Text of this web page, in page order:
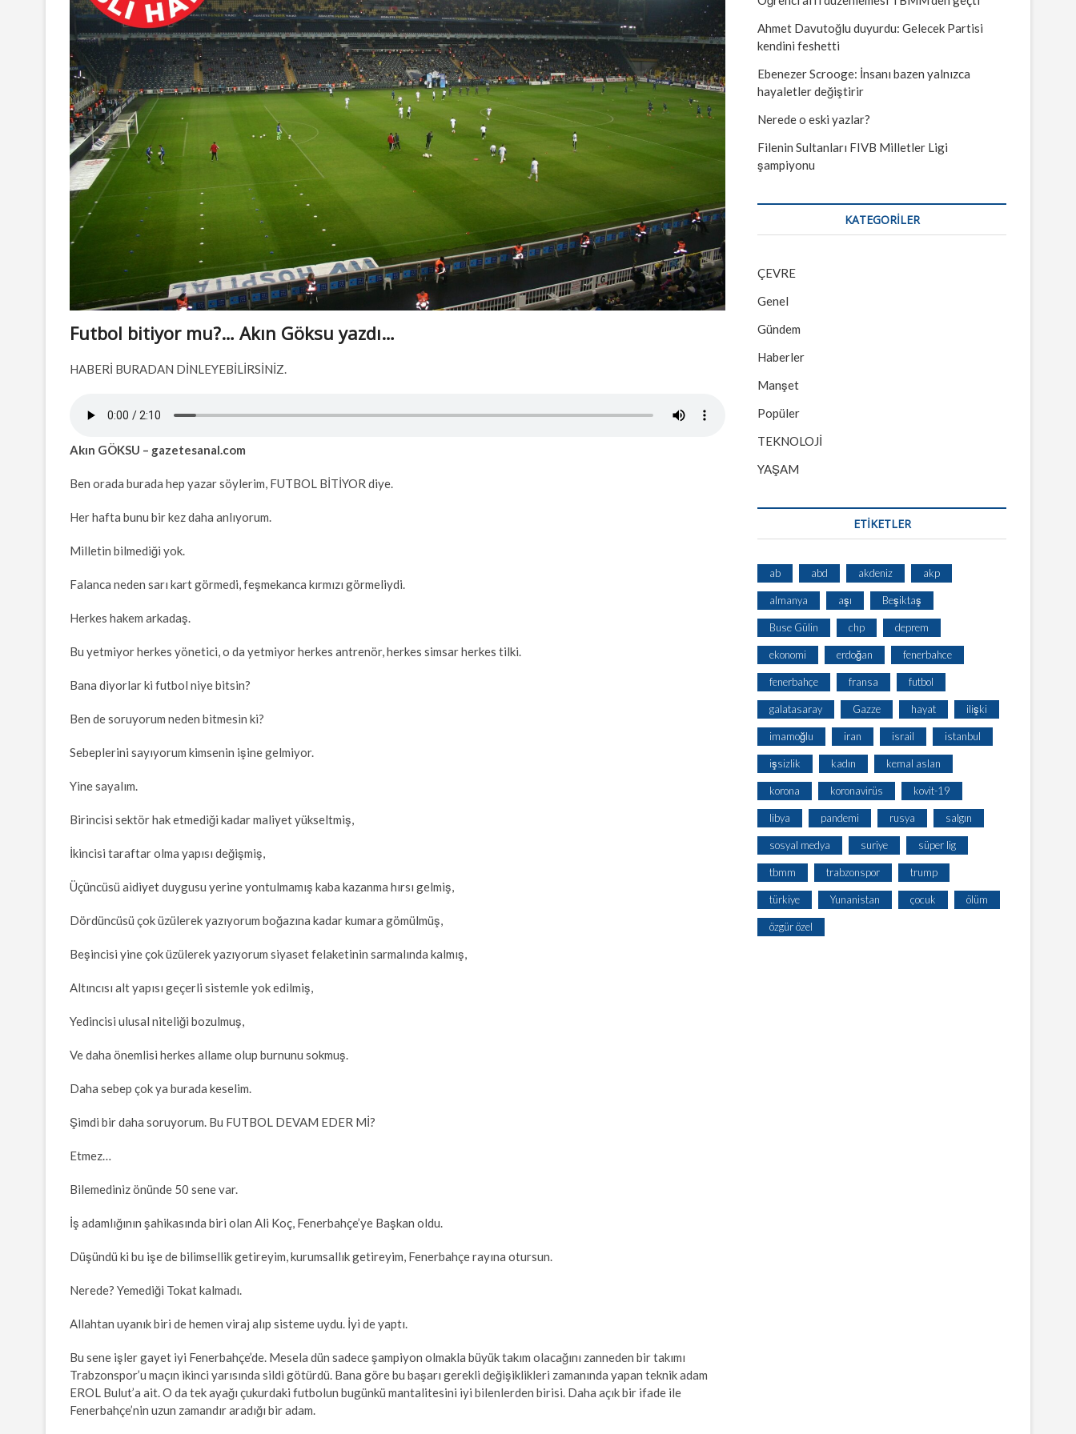
Futbol bitiyor mu?… Akın Göksu yazdı…
HABERİ BURADAN DİNLEYEBİLİRSİNİZ.
Akın GÖKSU – gazetesanal.com
Ben orada burada hep yazar söylerim, FUTBOL BİTİYOR diye.
Her hafta bunu bir kez daha anlıyorum.
Milletin bilmediği yok.
Falanca neden sarı kart görmedi, feşmekanca kırmızı görmeliydi.
Herkes hakem arkadaş.
Bu yetmiyor herkes yönetici, o da yetmiyor herkes antrenör, herkes simsar herkes tilki.
Bana diyorlar ki futbol niye bitsin?
Ben de soruyorum neden bitmesin ki?
Sebeplerini sayıyorum kimsenin işine gelmiyor.
Yine sayalım.
Birincisi sektör hak etmediği kadar maliyet yükseltmiş,
İkincisi taraftar olma yapısı değişmiş,
Üçüncüsü aidiyet duygusu yerine yontulmamış kaba kazanma hırsı gelmiş,
Dördüncüsü çok üzülerek yazıyorum boğazına kadar kumara gömülmüş,
Beşincisi yine çok üzülerek yazıyorum siyaset felaketinin sarmalında kalmış,
Altıncısı alt yapısı geçerli sistemle yok edilmiş,
Yedincisi ulusal niteliği bozulmuş,
Ve daha önemlisi herkes allame olup burnunu sokmuş.
Daha sebep çok ya burada keselim.
Şimdi bir daha soruyorum. Bu FUTBOL DEVAM EDER Mİ?
Etmez…
Bilemediniz önünde 50 sene var.
İş adamlığının şahikasında biri olan Ali Koç, Fenerbahçe’ye Başkan oldu.
Düşündü ki bu işe de bilimsellik getireyim, kurumsallık getireyim, Fenerbahçe rayına otursun.
Nerede? Yemediği Tokat kalmadı.
Allahtan uyanık biri de hemen viraj alıp sisteme uydu. İyi de yaptı.
Bu sene işler gayet iyi Fenerbahçe’de. Mesela dün sadece şampiyon olmakla büyük takım olacağını zanneden bir takımı
Trabzonspor’u maçın ikinci yarısında sildi götürdü. Bana göre bu başarı gerekli değişiklikleri zamanında yapan teknik adam
EROL Bulut’a ait. O da tek ayağı çukurdaki futbolun bugünkü mantalitesini iyi bilenlerden birisi. Daha açık bir ifade ile
Fenerbahçe’nin uzun zamandır aradığı bir adam.
Ahmet Davutoğlu duyurdu: Gelecek Partisi
kendini feshetti
Ebenezer Scrooge: İnsanı bazen yalnızca
hayaletler değiştirir
Nerede o eski yazlar?
Filenin Sultanları FIVB Milletler Ligi
şampiyonu
KATEGORILER
ÇEVRE
Genel
Gündem
Haberler
Manşet
Popüler
TEKNOLOJİ
YAŞAM
ETİKETLER
ab abd akdeniz akp
almanya aşı Beşiktaş
Buse Gülin chp deprem
ekonomi erdoğan fenerbahce
fenerbahçe fransa futbol
galatasaray Gazze hayat ilişki
imamoğlu iran israil istanbul
işsizlik kadın kemal aslan
korona koronavirüs kovit-19
libya pandemi rusya salgın
sosyal medya suriye süper lig
tbmm trabzonspor trump
türkiye Yunanistan çocuk ölüm
özgür özel